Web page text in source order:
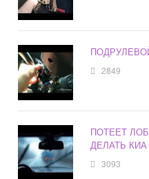
2849
ПОТЕЕТ
ДЕЛАТЬ КИА
3093